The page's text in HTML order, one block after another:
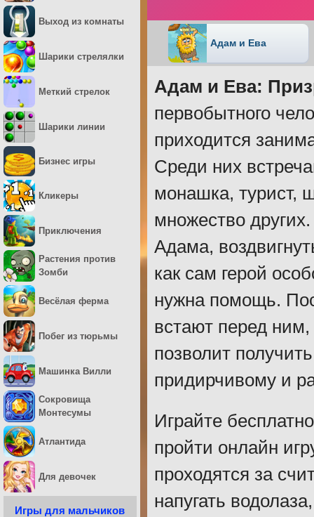
Адам и Ева
Адам и Ева:
первобытного
приходится
Среди них
монашка, турист,
множество
Адама,
как сам герой
нужна помощь.
встают перед
позволит
придирчивому и
Играйте
пройти онлайн
проходятся за
напугать
Выход из комнаты
Шарики стрелялки
Меткий стрелок
Шарики линии
Бизнес игры
Кликеры
Приключения
Растения против
Зомби
Весёлая ферма
Побег из тюрьмы
Машинка Вилли
Сокровища
Монтесумы
Атлантида
Для девочек
Игры для мальчиков